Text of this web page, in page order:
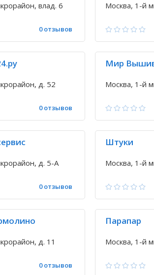
влад. 6
0 отзывов
Москва, 1-й
д. 52
0 отзывов
Мир
Москва, 1-й
д. 5-А
0 отзывов
Штуки
Москва, 1-й
д. 11
0 отзывов
Парапар
Москва, 1-й